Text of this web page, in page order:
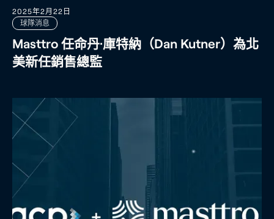
2025年2月22日
球隊消息
Masttro 任命丹·庫特納（Dan Kutner）為北
美新任銷售總監